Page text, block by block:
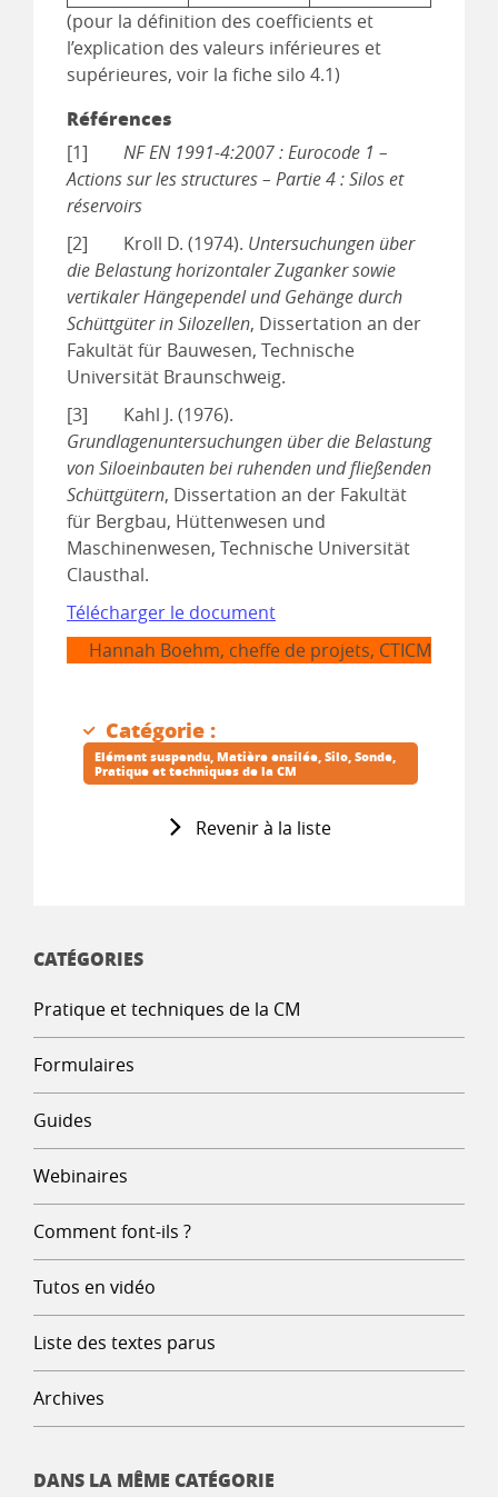
CATÉGORIES
Pratique et techniques de la CM
Formulaires
Guides
Webinaires
Comment font-ils ?
Tutos en vidéo
Liste des textes parus
Archives
DANS LA MÊME CATÉGORIE
(pour la définition des coefficients et
l’explication des valeurs inférieures et
supérieures, voir la fiche silo 4.1)
Références
[1] NF EN 1991-4:2007 : Eurocode 1 –
Actions sur les structures – Partie 4 : Silos et
réservoirs
[2] Kroll D. (1974). Untersuchungen über
die Belastung horizontaler Zuganker sowie
vertikaler Hängependel und Gehänge durch
Schüttgüter in Silozellen, Dissertation an der
Fakultät für Bauwesen, Technische
Universität Braunschweig.
[3] Kahl J. (1976).
Grundlagenuntersuchungen über die Belastung
von Siloeinbauten bei ruhenden und fließenden
Schüttgütern, Dissertation an der Fakultät
für Bergbau, Hüttenwesen und
Maschinenwesen, Technische Universität
Clausthal.
Télécharger le document
Hannah Boehm, cheffe de projets, CTICM
Revenir à la liste
Catégorie :
Elément suspendu Matière ensilée Silo Sonde
Pratique et techniques de la CM